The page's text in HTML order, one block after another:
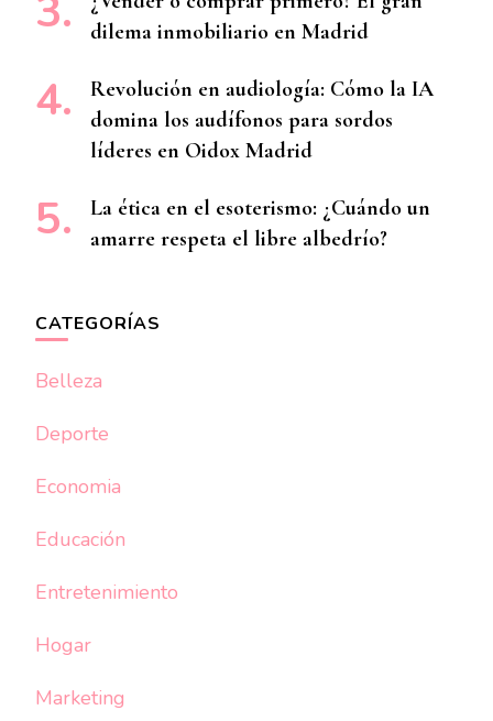
dilema inmobiliario en Madrid
Revolución en audiología: Cómo la IA
domina los audífonos para sordos
líderes en Oidox Madrid
La ética en el esoterismo: ¿Cuándo un
amarre respeta el libre albedrío?
CATEGORÍAS
Belleza
Deporte
Economia
Educación
Entretenimiento
Hogar
Marketing